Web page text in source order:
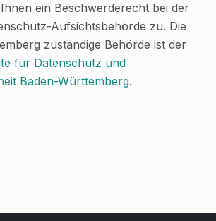
ein Beschwerderecht bei der
Aufsichtsbehörde zu. Die
zuständige Behörde ist der
für Datenschutz und
Baden-Württemberg.